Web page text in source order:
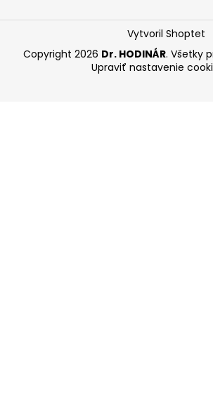
Vytvoril Shoptet
Copyright 2026 Dr. HODINÁR. Všetky
Upraviť nastavenie